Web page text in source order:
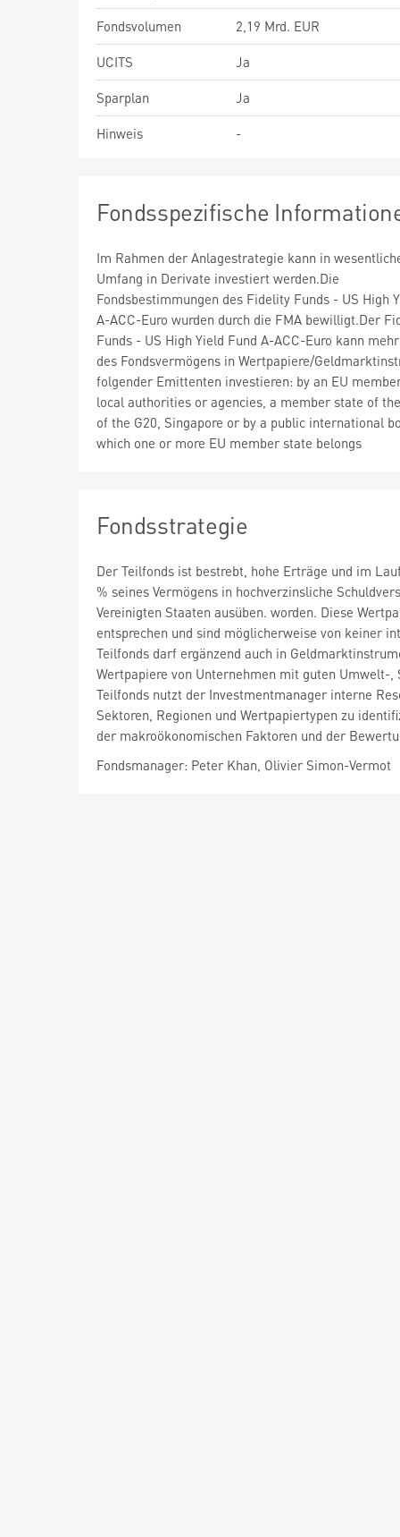
Fondsvolumen
2,19 Mrd. EUR
UCITS
Ja
Sparplan
Ja
Hinweis
-
Fondsspezifische
Im Rahmen der Anlagestrategie kann in
Umfang in Derivate investiert werden.Die
Fondsbestimmungen des Fidelity Funds - US High
A-ACC-Euro wurden durch die FMA bewilligt.Der
Funds - US High Yield Fund A-ACC-Euro kann
des Fondsvermögens in Wertpapiere/
folgender Emittenten investieren: by an EU
local authorities or agencies, a member state of
of the G20, Singapore or by a public international
which one or more EU member state belongs
Fondsstrategie
Der Teilfonds ist bestrebt, hohe Erträge und im
% seines Vermögens in hochverzinsliche
Vereinigten Staaten ausüben. worden. Diese
entsprechen und sind möglicherweise von keiner
Teilfonds darf ergänzend auch in
Wertpapiere von Unternehmen mit guten Umwelt-,
Teilfonds nutzt der Investmentmanager interne
Sektoren, Regionen und Wertpapiertypen zu
der makroökonomischen Faktoren und der
Fondsmanager: Peter Khan, Olivier Simon-Vermot